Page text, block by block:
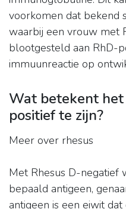
voorkomen dat bekend
waarbij een vrouw met
blootgesteld aan RhD-
immuunreactie op
Wat betekent
positief te zijn?
Meer over rhesus
Met Rhesus D-negatief
bepaald antigeen,
antigeen is een eiwit